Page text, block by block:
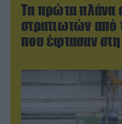
Τα πρώτα πλάνα
στρατιωτών από
που έφτασαν